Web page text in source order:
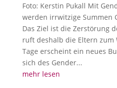
Foto: Kerstin Pukall Mit
werden irrwitzige Summen
Das Ziel ist die Zerstörung
ruft deshalb die Eltern zum
Tage erscheint ein neues
sich des Gender...
mehr lesen